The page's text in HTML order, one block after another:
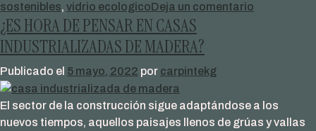
sostenibles, vidrio ecologicoDeja un comentario
El
vidrio
¿ES HORA DE PENSAR EN CASAS
INDUSTRIALIZADAS DE MADERA?
Publicado el 5 mayo, 2022 por carpintekg
El sector de la construcción sigue adaptándose a los
nuevos tiempos, aquellos paisajes llenos de grúas y vallas